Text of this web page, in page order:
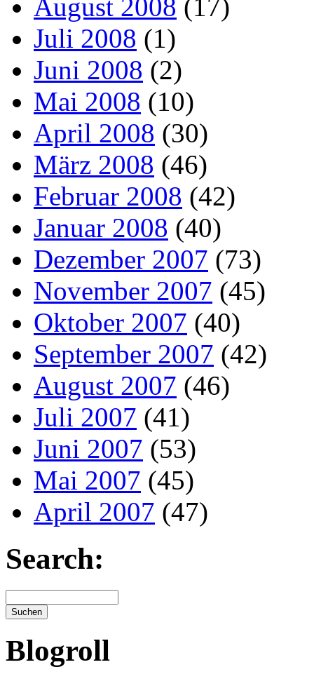
August 2008 (17)
Juli 2008 (1)
Juni 2008 (2)
Mai 2008 (10)
April 2008 (30)
März 2008 (46)
Februar 2008 (42)
Januar 2008 (40)
Dezember 2007 (73)
November 2007 (45)
Oktober 2007 (40)
September 2007 (42)
August 2007 (46)
Juli 2007 (41)
Juni 2007 (53)
Mai 2007 (45)
April 2007 (47)
Search:
Blogroll